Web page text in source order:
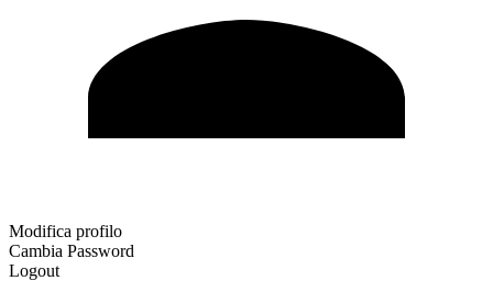
Modifica profilo
Cambia Password
Logout